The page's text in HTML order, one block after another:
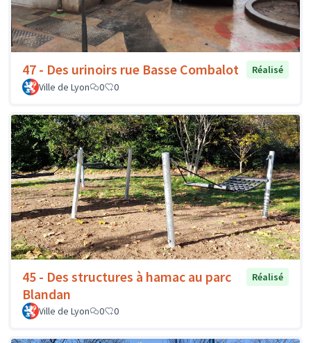
47 - Des urinoirs rue Basse Combalot
Réalisé
Ville de Lyon
0 0
45 - Des structures à hamac au parc
Blandan
Réalisé
Ville de Lyon 0 0